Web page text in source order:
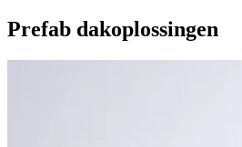
Prefab dakoplossingen